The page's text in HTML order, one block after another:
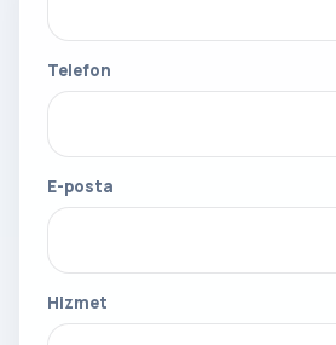
Telefon
E-posta
Hizmet